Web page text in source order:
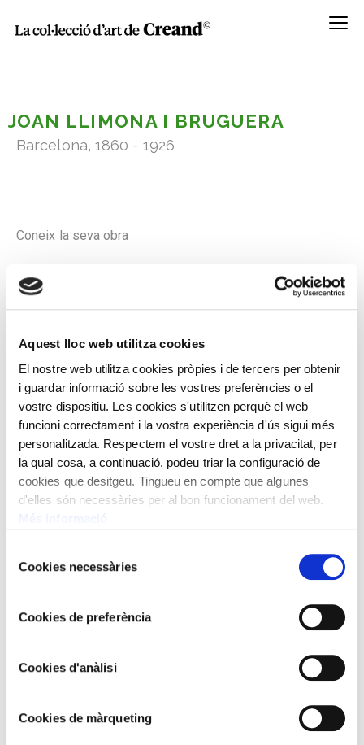
Aquest lloc web utilitza cookies
El nostre web utilitza cookies pròpies i de tercers per obtenir
i guardar informació sobre les vostres preferències o el
vostre dispositiu. Les cookies s'utilitzen perquè el web
funcioni correctament i la vostra experiència d'ús sigui més
personalitzada. Respectem el vostre dret a la privacitat, per
la qual cosa, a continuació, podeu triar la configuració de
cookies que desitgeu. Tingueu en compte que algunes
d'elles són necessàries per al bon funcionament del web.
deCookies necessàries
Cookies de preferència
Cookies d'anàlisi
Cookies de màrqueting
Menú
JOAN LLIMONA I BRUGUERA
Barcelona, 1860 - 1926
Coneix la seva obra